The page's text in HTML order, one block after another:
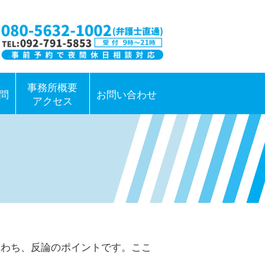
事務所概要
アクセス
お問い合わせ
ち、反論のポイントです。ここ